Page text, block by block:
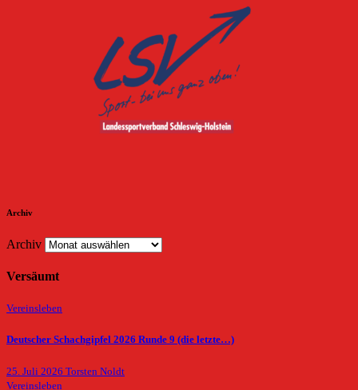
Archiv
Archiv
Versäumt
Vereinsleben
Deutscher Schachgipfel 2026 Runde 9 (die letzte…)
25. Juli 2026 Torsten Noldt
Vereinsleben